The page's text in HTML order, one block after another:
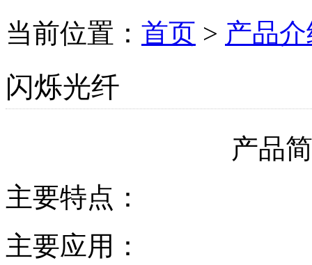
当前位置： 首页 > 产品
闪烁光纤
产品
主要特点：
主要应用：